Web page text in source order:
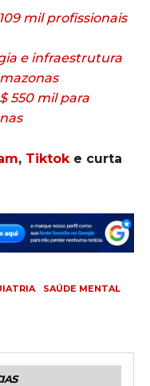
mil profissionais
e infraestrutura
550 mil para
, Tiktoke curta
SAÚDE MENTAL